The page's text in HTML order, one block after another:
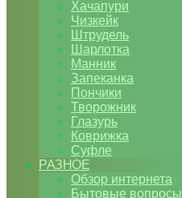
Хачапури
Чизкейк
Штрудель
Шарлотка
Манник
Запеканка
Пончики
Творожник
Глазурь
Коврижка
Суфле
РАЗНОЕ
Обзор интернета
Бытовые вопросы